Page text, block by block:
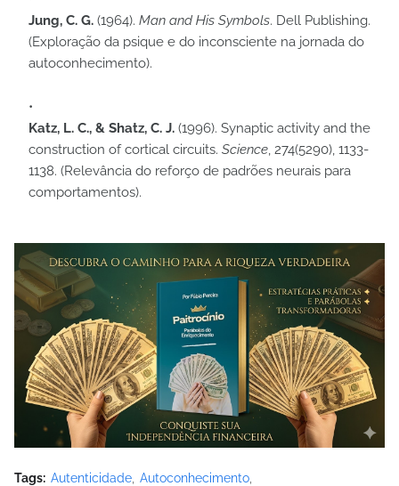
Jung, C. G. (1964). Man and His Symbols. Dell Publishing.
(Exploração da psique e do inconsciente na jornada do
autoconhecimento).
Katz, L. C., & Shatz, C. J. (1996). Synaptic activity and the
construction of cortical circuits. Science, 274(5290), 1133-
1138. (Relevância do reforço de padrões neurais para
comportamentos).
Tags: Autenticidade Autoconhecimento